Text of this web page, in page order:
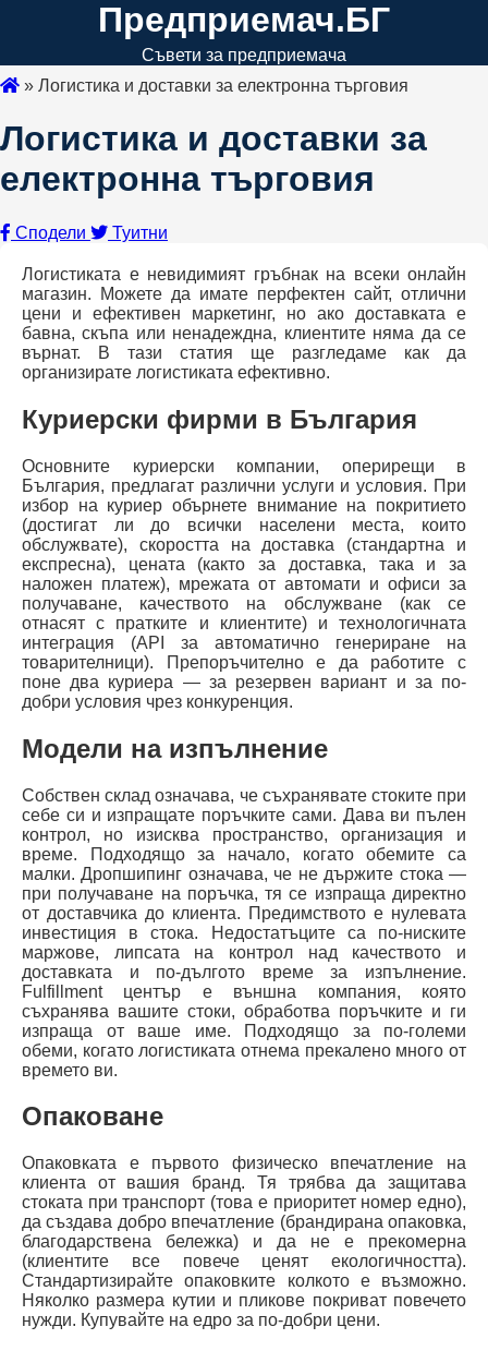
Предприемач.БГ
Съвети за предприемача
» Логистика и доставки за електронна търговия
Логистика и доставки за
електронна търговия
Сподели Туитни
Логистиката е невидимият гръбнак на всеки онлайн
магазин. Можете да имате перфектен сайт, отлични
цени и ефективен маркетинг, но ако доставката е
бавна, скъпа или ненадеждна, клиентите няма да се
върнат. В тази статия ще разгледаме как да
организирате логистиката ефективно.
Куриерски фирми в България
Основните куриерски компании, оперирещи в
България, предлагат различни услуги и условия. При
избор на куриер обърнете внимание на покритието
(достигат ли до всички населени места, които
обслужвате), скоростта на доставка (стандартна и
експресна), цената (както за доставка, така и за
наложен платеж), мрежата от автомати и офиси за
получаване, качеството на обслужване (как се
отнасят с пратките и клиентите) и технологичната
интеграция (API за автоматично генериране на
товарителници). Препоръчително е да работите с
поне два куриера — за резервен вариант и за по-
добри условия чрез конкуренция.
Модели на изпълнение
Собствен склад означава, че съхранявате стоките при
себе си и изпращате поръчките сами. Дава ви пълен
контрол, но изисква пространство, организация и
време. Подходящо за начало, когато обемите са
малки. Дропшипинг означава, че не държите стока —
при получаване на поръчка, тя се изпраща директно
от доставчика до клиента. Предимството е нулевата
инвестиция в стока. Недостатъците са по-ниските
маржове, липсата на контрол над качеството и
доставката и по-дългото време за изпълнение.
Fulfillment център е външна компания, която
съхранява вашите стоки, обработва поръчките и ги
изпраща от ваше име. Подходящо за по-големи
обеми, когато логистиката отнема прекалено много от
времето ви.
Опаковане
Опаковката е първото физическо впечатление на
клиента от вашия бранд. Тя трябва да защитава
стоката при транспорт (това е приоритет номер едно),
да създава добро впечатление (брандирана опаковка,
благодарствена бележка) и да не е прекомерна
(клиентите все повече ценят екологичността).
Стандартизирайте опаковките колкото е възможно.
Няколко размера кутии и пликове покриват повечето
нужди. Купувайте на едро за по-добри цени.